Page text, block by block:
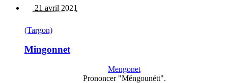
21 avril 2021
(Targon)
Mingonnet
Mengonet
Prononcer "Méngounétt".